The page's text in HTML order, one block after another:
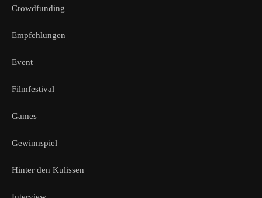
Crowdfunding
Empfehlungen
Event
Filmfestival
Games
Gewinnspiel
Hinter den Kulissen